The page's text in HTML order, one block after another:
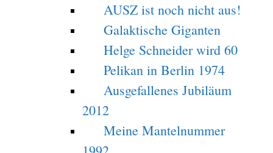
AUSZ ist noch nicht aus!
Galaktische Giganten
Helge Schneider wird 60
Pelikan in Berlin 1974
Ausgefallenes Jubiläum
2012
Meine Mantelnummer